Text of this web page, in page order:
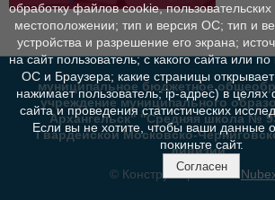
муниципальное бюджетное
учреждение муниципального
Архангельск" "Средняя школа №
Гвардейской Московско-
дивизии"
© Конструктор сайтов
обработку файлов cookie,
местоположении; тип и версия ОС; тип и
устройства и разрешение его экрана;
на сайт пользователь; с какого сайта или
ОС и Браузера; какие страницы
нажимает пользователь; ip-адрес) в целях
сайта и проведения статистических
Если вы не хотите, чтобы ваши данные
покиньте сайт.
Согласен